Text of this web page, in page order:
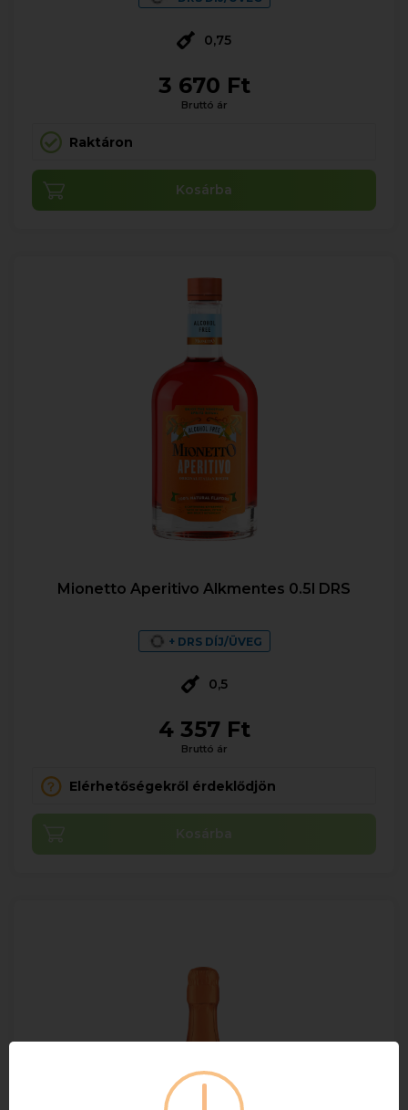
0,75
3 670 Ft
Bruttó ár
Raktáron
Kosárba
Mionetto Aperitivo Alkmentes 0.5l DRS
+ DRS DÍJ/ÜVEG
0,5
4 357 Ft
Bruttó ár
Elérhetőségekről érdeklődjön
Kosárba